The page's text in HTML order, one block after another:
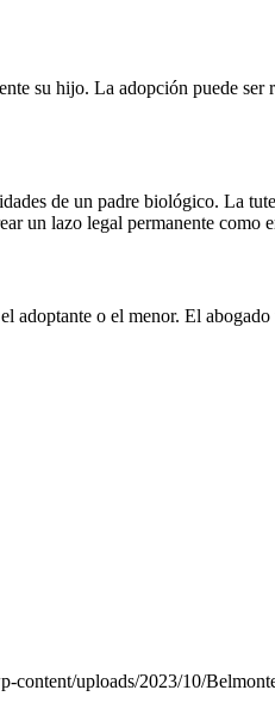
su hijo. La adopción puede ser
de un padre biológico. La
un lazo legal permanente como
adoptante o el menor. El
content/uploads/2023/10/